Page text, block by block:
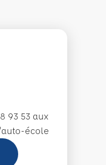
93 53 aux
école